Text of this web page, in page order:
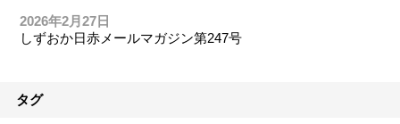
2026年2月27日
しずおか日赤メールマガジン第247号
タグ